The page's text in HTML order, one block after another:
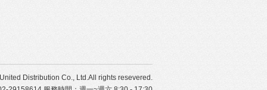
Distribution Co., Ltd.All rights resevered.